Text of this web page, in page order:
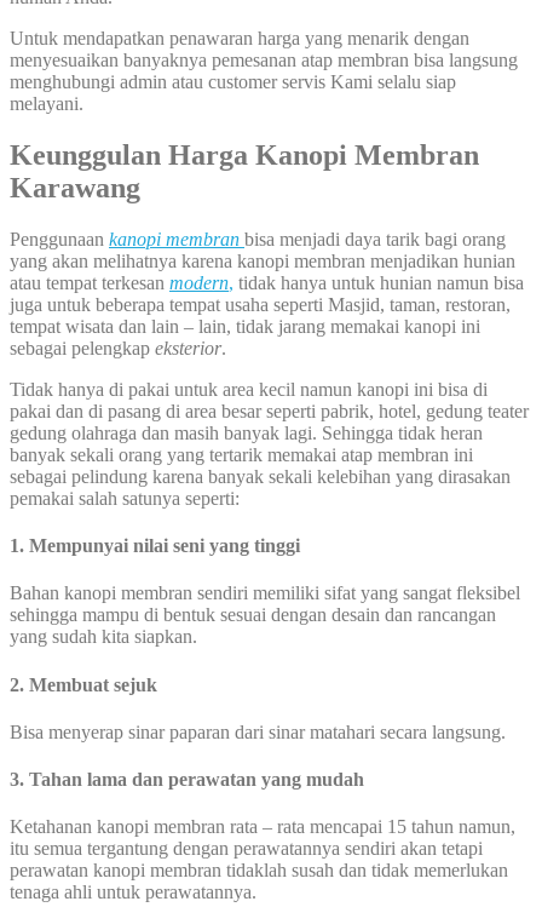
Untuk mendapatkan penawaran harga yang menarik dengan
menyesuaikan banyaknya pemesanan atap membran bisa langsung
menghubungi admin atau customer servis Kami selalu siap
melayani.
Keunggulan Harga Kanopi Membran
Karawang
Penggunaan kanopi membran bisa menjadi daya tarik bagi orang
yang akan melihatnya karena kanopi membran menjadikan hunian
atau tempat terkesan modern, tidak hanya untuk hunian namun bisa
juga untuk beberapa tempat usaha seperti Masjid, taman, restoran,
tempat wisata dan lain – lain, tidak jarang memakai kanopi ini
sebagai pelengkap eksterior.
Tidak hanya di pakai untuk area kecil namun kanopi ini bisa di
pakai dan di pasang di area besar seperti pabrik, hotel, gedung teater
gedung olahraga dan masih banyak lagi. Sehingga tidak heran
banyak sekali orang yang tertarik memakai atap membran ini
sebagai pelindung karena banyak sekali kelebihan yang dirasakan
pemakai salah satunya seperti:
1. Mempunyai nilai seni yang tinggi
Bahan kanopi membran sendiri memiliki sifat yang sangat fleksibel
sehingga mampu di bentuk sesuai dengan desain dan rancangan
yang sudah kita siapkan.
2. Membuat sejuk
Bisa menyerap sinar paparan dari sinar matahari secara langsung.
3. Tahan lama dan perawatan yang mudah
Ketahanan kanopi membran rata – rata mencapai 15 tahun namun,
itu semua tergantung dengan perawatannya sendiri akan tetapi
perawatan kanopi membran tidaklah susah dan tidak memerlukan
tenaga ahli untuk perawatannya.